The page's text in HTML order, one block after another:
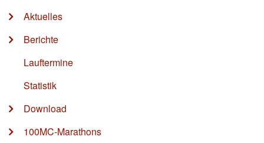
Aktuelles
Berichte
Lauftermine
Statistik
Download
100MC-Marathons